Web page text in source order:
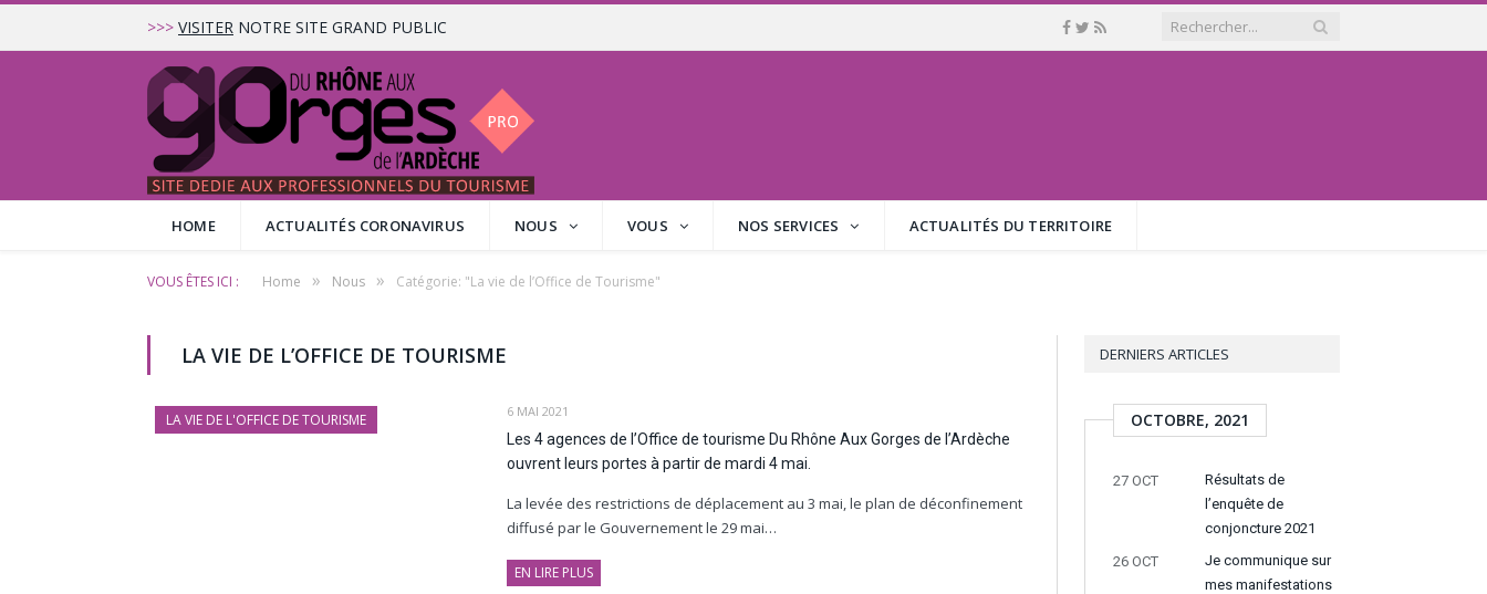
>>> VISITER NOTRE SITE GRAND PUBLIC
HOME ACTUALITÉS CORONAVIRUS NOUS VOUS NOS SERVICES ACTUALITÉS DU TERRITOIRE
VOUS ÊTES ICI : Home » Nous » Catégorie: "La vie de l’Office de Tourisme"
LA VIE DE L’OFFICE DE TOURISME
LA VIE DE L'OFFICE DE TOURISME 6 MAI 2021
Les 4 agences de l’Office de tourisme Du Rhône Aux Gorges de l’Ardèche
ouvrent leurs portes à partir de mardi 4 mai.
La levée des restrictions de déplacement au 3 mai, le plan de déconfinement
diffusé par le Gouvernement le 29 mai…
EN LIRE PLUS
DERNIERS ARTICLES
OCTOBRE, 2021
27 OCT
Résultats de
l’enquête de
conjoncture 2021
26 OCT
Je communique sur
mes manifestations